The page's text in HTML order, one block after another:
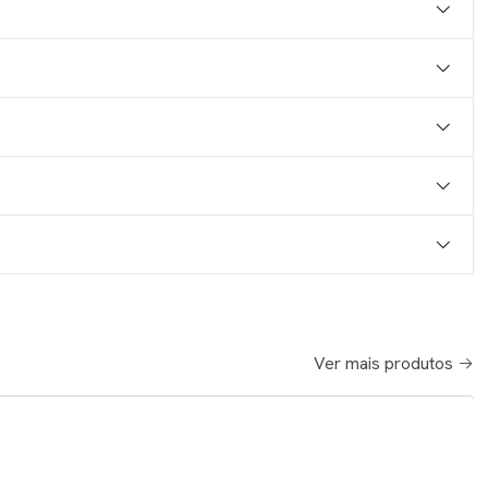
Ver mais produtos